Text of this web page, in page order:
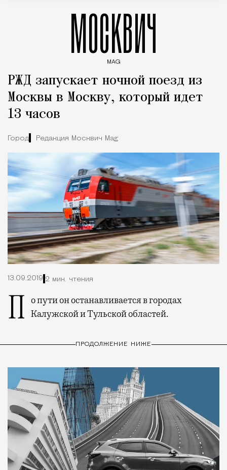
МОСКВИЧ
MAG
РЖД запускает ночной поезд из
Москвы в Москву, который идет
13 часов
Город Редакция Москвич Mag
13.09.2019 2 мин. чтения
По пути он останавливается в городах Калужской и Тульской областей.
ПРОДОЛЖЕНИЕ НИЖЕ